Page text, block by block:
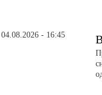
04.08.2026 - 16:45